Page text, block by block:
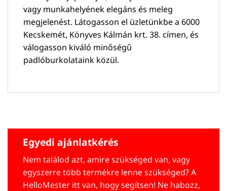
vagy munkahelyének elegáns és meleg
megjelenést. Látogasson el üzletünkbe a 6000
Kecskemét, Könyves Kálmán krt. 38. címen, és
válogasson kiváló minőségű
padlóburkolataink közül.
Egyedi ajánlatkérés
Nem találod azt, amire szükséged van, vagy
egyszerre több termékre lenne szükséged? A
HelloMester itt van, hogy segítsen! Ne habozz,